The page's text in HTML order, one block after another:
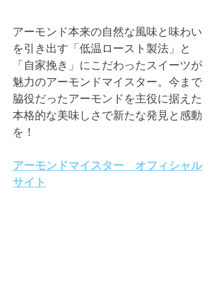
アーモンド本来の自然な風味と味わい
を引き出す「低温ロースト製法」と
「自家挽き」にこだわったスイーツが
魅力のアーモンドマイスター。今まで
脇役だったアーモンドを主役に据えた
本格的な美味しさで新たな発見と感動
を！
アーモンドマイスター　オフィシャル
サイト